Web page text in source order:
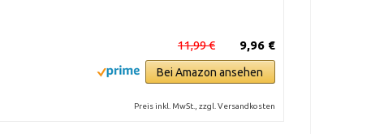
9,96 €
11,99 €
Bei Amazon ansehen
Preis inkl. MwSt., zzgl. Versandkosten